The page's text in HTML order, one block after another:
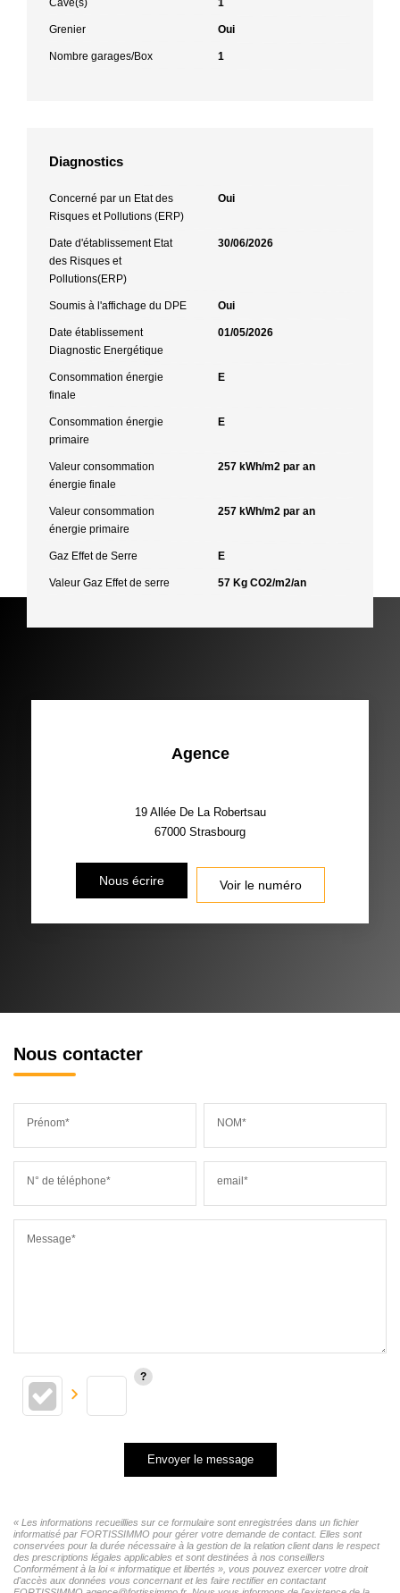
Grenier Oui
Nombre garages/Box 1
Diagnostics
Concerné par un Etat des
Risques et Pollutions (ERP)
Oui
Date d'établissement Etat
des Risques et
Pollutions(ERP)
30/06/2026
Soumis à l'affichage du DPE Oui
Date établissement
Diagnostic Energétique
01/05/2026
Consommation énergie
finale
E
Consommation énergie
primaire
E
Valeur consommation
énergie finale
257 kWh/m2 par an
Valeur consommation
énergie primaire
257 kWh/m2 par an
Gaz Effet de Serre E
Valeur Gaz Effet de serre 57 Kg CO2/m2/an
Agence
19 Allée De La Robertsau
67000 Strasbourg
Nous écrire Voir le numéro
Nous contacter
Prénom* NOM*
N° de téléphone* email*
Message*
Envoyer le message
« Les informations recueillies sur ce formulaire sont enregistrées dans un fichier
informatisé par FORTISSIMMO pour gérer votre demande de contact. Elles sont
conservées pour la durée nécessaire à la gestion de la relation client dans le respect
des prescriptions légales applicables et sont destinées à nos conseillers
Conformément à la loi « informatique et libertés », vous pouvez exercer votre droit
d'accès aux données vous concernant et les faire rectifier en contactant